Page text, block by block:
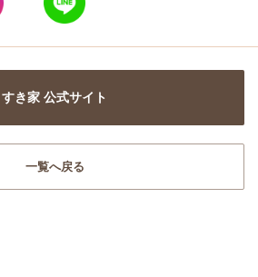
すき家 公式サイト
一覧へ戻る